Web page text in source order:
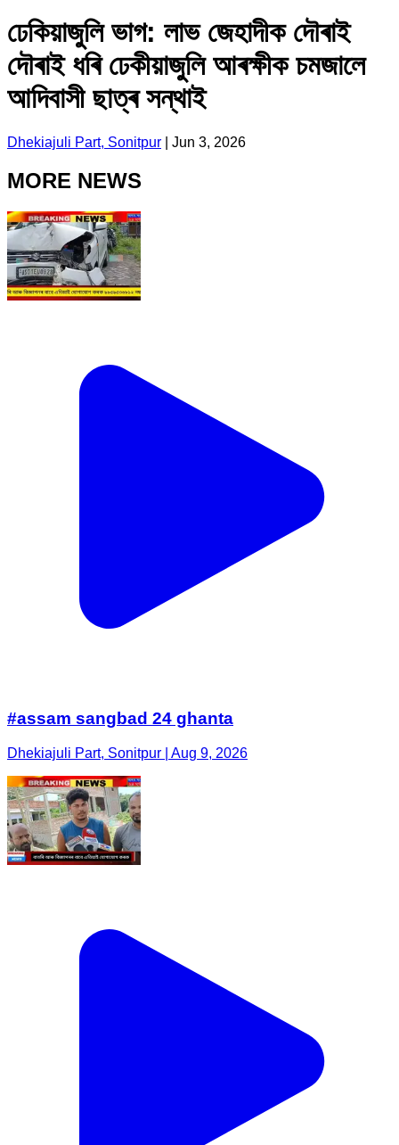
ঢেকিয়াজুলি ভাগ: লাভ জেহাদীক দৌৰাই
দৌৰাই ধৰি ঢেকীয়াজুলি আৰক্ষীক চমজালে
আদিবাসী ছাত্ৰ সন্থাই
Dhekiajuli Part, Sonitpur Jun 3, 2026
MORE NEWS
#assam sangbad 24 ghanta
Dhekiajuli Part, Sonitpur | Aug 9, 2026